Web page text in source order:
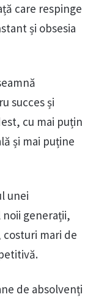
care respinge
și obsesia
succes și
cu mai puțin
și mai puține
unei
generații,
mari de
de absolvenți